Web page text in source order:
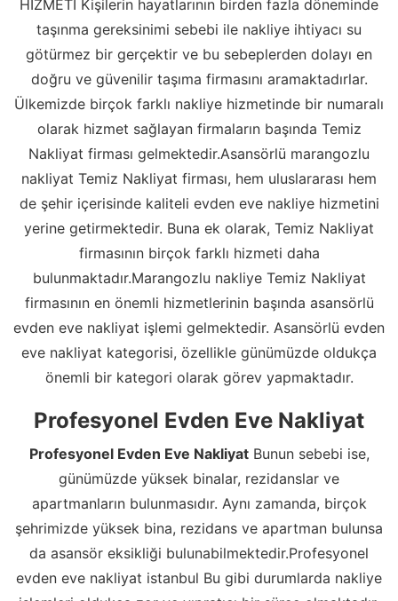
HİZMETİ Kişilerin hayatlarının birden fazla döneminde
taşınma gereksinimi sebebi ile nakliye ihtiyacı su
götürmez bir gerçektir ve bu sebeplerden dolayı en
doğru ve güvenilir taşıma firmasını aramaktadırlar.
Ülkemizde birçok farklı nakliye hizmetinde bir numaralı
olarak hizmet sağlayan firmaların başında Temiz
Nakliyat firması gelmektedir.Asansörlü marangozlu
nakliyat Temiz Nakliyat firması, hem uluslararası hem
de şehir içerisinde kaliteli evden eve nakliye hizmetini
yerine getirmektedir. Buna ek olarak, Temiz Nakliyat
firmasının birçok farklı hizmeti daha
bulunmaktadır.Marangozlu nakliye Temiz Nakliyat
firmasının en önemli hizmetlerinin başında asansörlü
evden eve nakliyat işlemi gelmektedir. Asansörlü evden
eve nakliyat kategorisi, özellikle günümüzde oldukça
önemli bir kategori olarak görev yapmaktadır.
Profesyonel Evden Eve Nakliyat
Profesyonel Evden Eve NakliyatBunun sebebi ise,
günümüzde yüksek binalar, rezidanslar ve
apartmanların bulunmasıdır. Aynı zamanda, birçok
şehrimizde yüksek bina, rezidans ve apartman bulunsa
da asansör eksikliği bulunabilmektedir.Profesyonel
evden eve nakliyat istanbul Bu gibi durumlarda nakliye